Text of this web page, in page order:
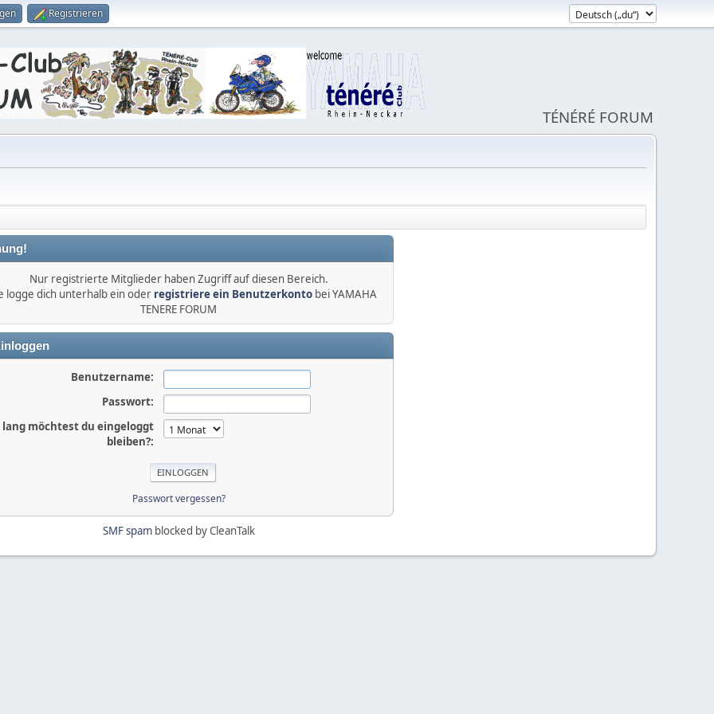
Registrieren
TÉNÉRÉ FORUM
Nur registrierte Mitglieder haben Zugriff auf diesen Bereich.
logge dich unterhalb ein oder registriere ein Benutzerkonto bei YAMAHA
TENERE FORUM
Benutzername:
Passwort:
lang möchtest du eingeloggt
bleiben?:
Passwort vergessen?
SMF spamblocked by CleanTalk